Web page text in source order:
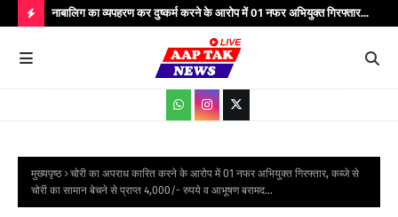
O
S
नाबालिग का व्यपहरण कर दुष्कर्म करने के आरोप में 01 नफर अभियुक्त गिरफ्तार...
मुख्यपृष्ठ
चोरी का अपराध कारित करने के आरोप में 01 नफर अभियुक्त गिरफ्तार, कब्जे से
चोरी का सामान बेचने से प्राप्त 4,000/- रुपये व आभूषण बरामद...